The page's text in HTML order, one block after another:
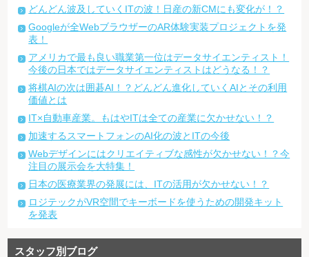
どんどん波及していくITの波！日産の新CMにも変化が！？
Googleが全WebブラウザーのAR体験実装プロジェクトを発
表！
アメリカで最も良い職業第一位はデータサイエンティスト！
今後の日本ではデータサイエンティストはどうなる！？
将棋AIの次は囲碁AI！？どんどん進化していくAIとその利用
価値とは
IT×自動車産業。もはやITは全ての産業に欠かせない！？
加速するスマートフォンのAI化の波とITの今後
Webデザインにはクリエイティブな感性が欠かせない！？今
注目の展示会を大特集！
日本の医療業界の発展には、ITの活用が欠かせない！？
ロジテックがVR空間でキーボードを使うための開発キット
を発表
スタッフ別ブログ